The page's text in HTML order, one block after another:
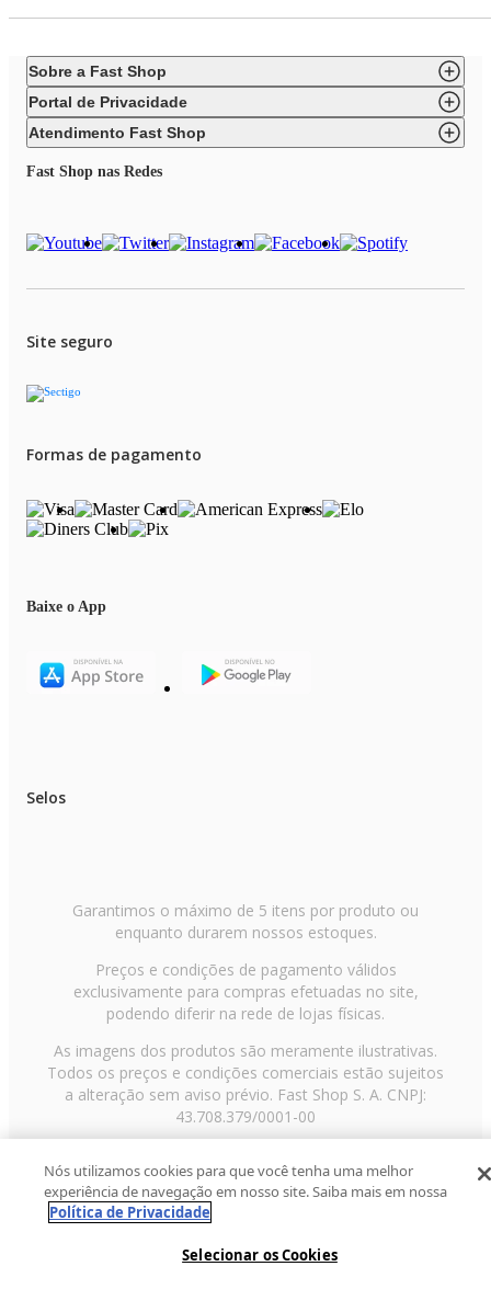
Sobre a Fast Shop
Portal de Privacidade
Atendimento Fast Shop
Fast Shop nas Redes
Site seguro
Formas de pagamento
Baixe o App
Selos
Garantimos o máximo de 5 itens por produto ou
enquanto durarem nossos estoques.
Preços e condições de pagamento válidos
exclusivamente para compras efetuadas no site,
podendo diferir na rede de lojas físicas.
As imagens dos produtos são meramente ilustrativas.
Todos os preços e condições comerciais estão sujeitos
a alteração sem aviso prévio. Fast Shop S. A. CNPJ:
43.708.379/0001-00
Paulo/SP, CEP 02029-001, Telefone: 11 3003-3728 ©
2013 Fast Shop - Todos os direitos reservadosRF
Nós utilizamos cookies para que você tenha uma melhor
experiência de navegação em nosso site. Saiba mais em nossa
Política de Privacidade
Selecionar os Cookies